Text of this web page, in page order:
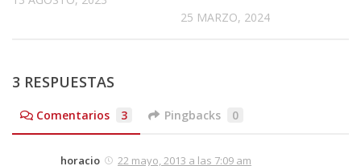
25 MARZO, 2024
3 RESPUESTAS
Comentarios 3 Pingbacks 0
horacio 22 mayo, 2013 a las 7:09 am